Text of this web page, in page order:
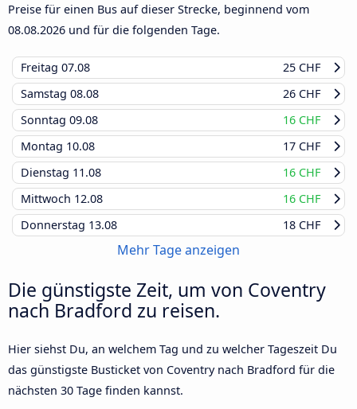
Preise für einen Bus auf dieser Strecke, beginnend vom
08.08.2026 und für die folgenden Tage.
Freitag 07.08
25 CHF
Samstag 08.08
26 CHF
Sonntag 09.08
16 CHF
Montag 10.08
17 CHF
Dienstag 11.08
16 CHF
Mittwoch 12.08
16 CHF
Donnerstag 13.08 18 CHF
Mehr Tage anzeigen
Die günstigste Zeit, um von Coventry
nach Bradford zu reisen.
Hier siehst Du, an welchem Tag und zu welcher Tageszeit Du
das günstigste Busticket von Coventry nach Bradford für die
nächsten 30 Tage finden kannst.